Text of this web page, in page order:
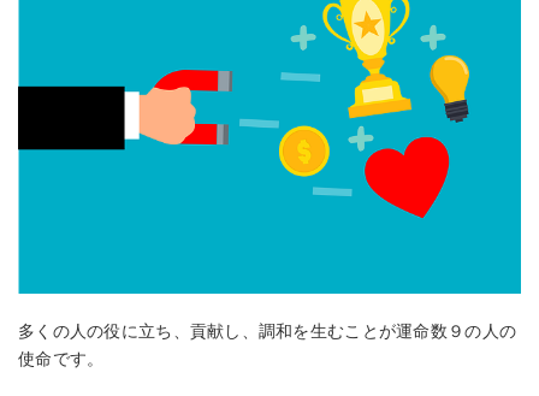
多くの人の役に立ち、貢献し、調和を生むことが運命数９の人の
使命です。